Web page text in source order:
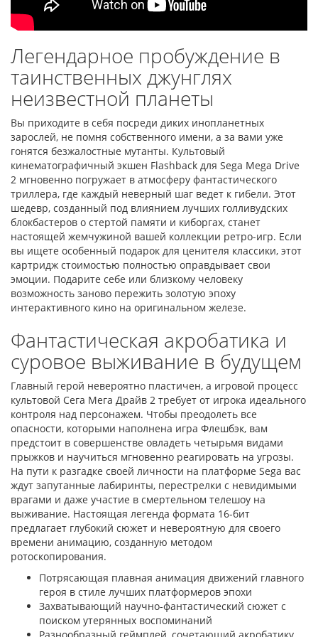
Легендарное пробуждение в
таинственных джунглях
неизвестной планеты
Вы приходите в себя посреди диких инопланетных
зарослей, не помня собственного имени, а за вами уже
гонятся безжалостные мутанты. Культовый
кинематографичный экшен Flashback для Sega Mega Drive
2 мгновенно погружает в атмосферу фантастического
триллера, где каждый неверный шаг ведет к гибели. Этот
шедевр, созданный под влиянием лучших голливудских
блокбастеров о стертой памяти и киборгах, станет
настоящей жемчужиной вашей коллекции ретро-игр. Если
вы ищете особенный подарок для ценителя классики, этот
картридж стоимостью полностью оправдывает свои
эмоции. Подарите себе или близкому человеку
возможность заново пережить золотую эпоху
интерактивного кино на оригинальном железе.
Фантастическая акробатика и
суровое выживание в будущем
Главный герой невероятно пластичен, а игровой процесс
культовой Сега Мега Драйв 2 требует от игрока идеального
контроля над персонажем. Чтобы преодолеть все
опасности, которыми наполнена игра Флешбэк, вам
предстоит в совершенстве овладеть четырьмя видами
прыжков и научиться мгновенно реагировать на угрозы.
На пути к разгадке своей личности на платформе Sega вас
ждут запутанные лабиринты, перестрелки с невидимыми
врагами и даже участие в смертельном телешоу на
выживание. Настоящая легенда формата 16-бит
предлагает глубокий сюжет и невероятную для своего
времени анимацию, созданную методом
ротоскопирования.
Потрясающая плавная анимация движений главного
героя в стиле лучших платформеров эпохи
Захватывающий научно-фантастический сюжет с
поиском утерянных воспоминаний